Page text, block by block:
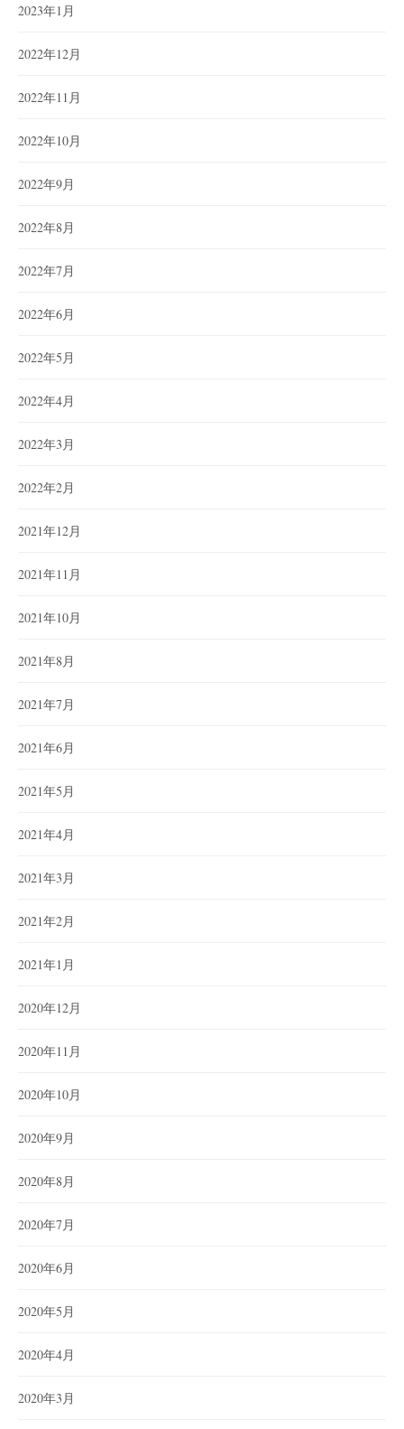
2023年1月
2022年12月
2022年11月
2022年10月
2022年9月
2022年8月
2022年7月
2022年6月
2022年5月
2022年4月
2022年3月
2022年2月
2021年12月
2021年11月
2021年10月
2021年8月
2021年7月
2021年6月
2021年5月
2021年4月
2021年3月
2021年2月
2021年1月
2020年12月
2020年11月
2020年10月
2020年9月
2020年8月
2020年7月
2020年6月
2020年5月
2020年4月
2020年3月